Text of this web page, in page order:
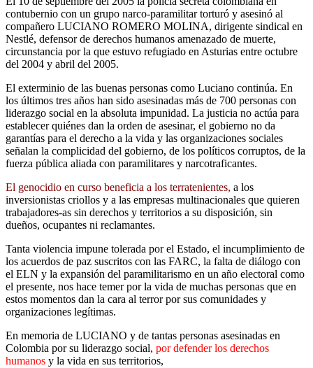
contubernio con un grupo narco-paramilitar torturó y asesinó al
compañero LUCIANO ROMERO MOLINA, dirigente sindical en
Nestlé, defensor de derechos humanos amenazado de muerte,
circunstancia por la que estuvo refugiado en Asturias entre octubre
del 2004 y abril del 2005.
El exterminio de las buenas personas como Luciano continúa. En
los últimos tres años han sido asesinadas más de 700 personas con
liderazgo social en la absoluta impunidad. La justicia no actúa para
establecer quiénes dan la orden de asesinar, el gobierno no da
garantías para el derecho a la vida y las organizaciones sociales
señalan la complicidad del gobierno, de los políticos corruptos, de la
fuerza pública aliada con paramilitares y narcotraficantes.
El genocidio en curso beneficia a los terratenientes, a los
inversionistas criollos y a las empresas multinacionales que quieren
trabajadores-as sin derechos y territorios a su disposición, sin
dueños, ocupantes ni reclamantes.
Tanta violencia impune tolerada por el Estado, el incumplimiento de
los acuerdos de paz suscritos con las FARC, la falta de diálogo con
el ELN y la expansión del paramilitarismo en un año electoral como
el presente, nos hace temer por la vida de muchas personas que en
estos momentos dan la cara al terror por sus comunidades y
organizaciones legítimas.
En memoria de LUCIANO y de tantas personas asesinadas en
Colombia por su liderazgo social, por defender los derechos
humanos y la vida en sus territorios,